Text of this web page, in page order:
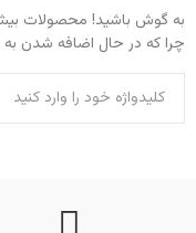
به گوش باشید! محصولات
چرا که در حال اضافه شدن